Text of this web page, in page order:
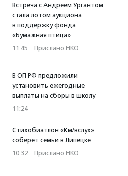
Встреча с Андреем Ургантом
стала лотом аукциона
в поддержку фонда
«Бумажная птица»
11:45 · Прислано НКО
В ОП РФ предложили
установить ежегодные
выплаты на сборы в школу
11:24
Стихобиатлон «Км/вслух»
соберет семьи в Липецке
10:32 · Прислано НКО